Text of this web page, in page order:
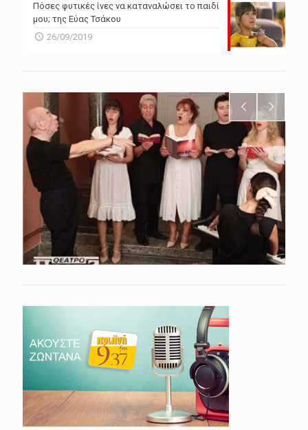
Πόσες φυτικές ίνες να καταναλώσει το παιδί
μου; της Εύας Τσάκου
26/09/2019